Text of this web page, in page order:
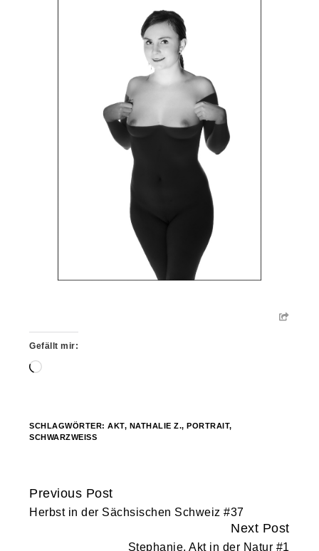
Gefällt mir:
Wird
SCHLAGWÖRTER:AKT, NATHALIE Z., PORTRAIT,
SCHWARZWEISS
Continue
Reading
Previous Post
Herbst in der Sächsischen Schweiz #37
Next Post
Stephanie, Akt in der Natur #1